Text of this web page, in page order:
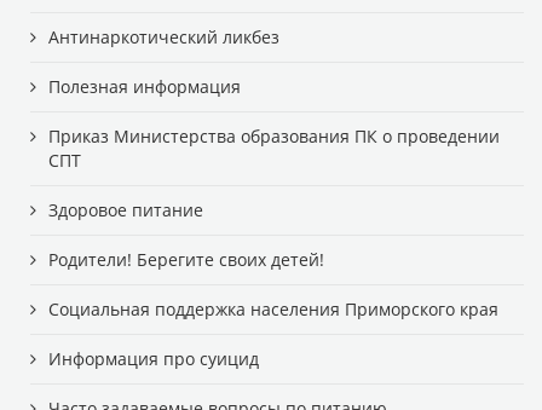
Антинаркотический ликбез
Полезная информация
Приказ Министерства образования ПК о проведении
СПТ
Здоровое питание
Родители! Берегите своих детей!
Cоциальная поддержка населения Приморского края
Информация про суицид